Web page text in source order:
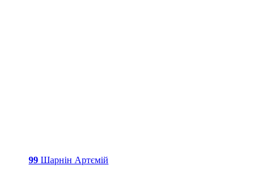
99 Шарнін Артємій